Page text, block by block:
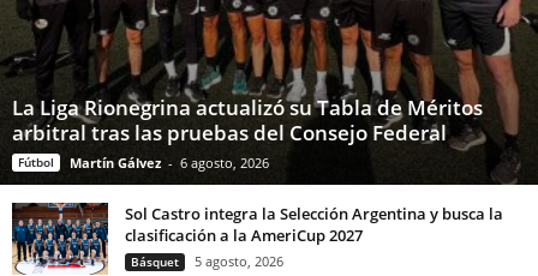
La Liga Rionegrina actualizó su Tabla de Méritos
arbitral tras las pruebas del Consejo Federal
Fútbol Martín Gálvez - 6 agosto, 2026
Sol Castro integra la Selección Argentina y busca la
clasificación a la AmeriCup 2027
Básquet 5 agosto, 2026